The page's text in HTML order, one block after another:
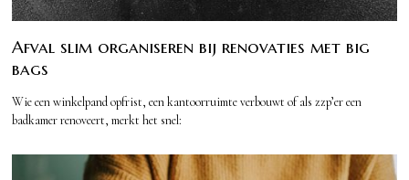
Afval slim organiseren bij renovaties met big
bags
Wie een winkelpand opfrist, een kantoorruimte verbouwt of als zzp’er een
badkamer renoveert, merkt het snel: